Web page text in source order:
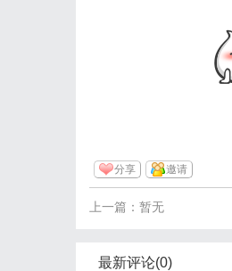
分享 邀请
上一篇：暂无
最新评论(0)